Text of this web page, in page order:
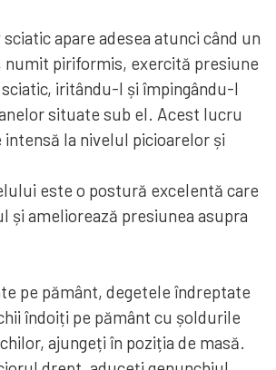
apare adesea atunci când un
numit piriformis, exercită presiune
iritându-l și împingându-l
situate sub el. Acest lucru
la nivelul picioarelor și
este o postură excelentă care
și ameliorează presiunea asupra
pe pământ, degetele îndreptate
îndoiți pe pământ cu șoldurile
ajungeți în poziția de masă.